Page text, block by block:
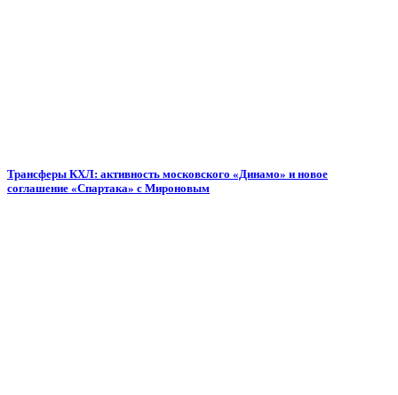
Трансферы КХЛ: активность московского «Динамо» и новое
соглашение «Спартака» с Мироновым